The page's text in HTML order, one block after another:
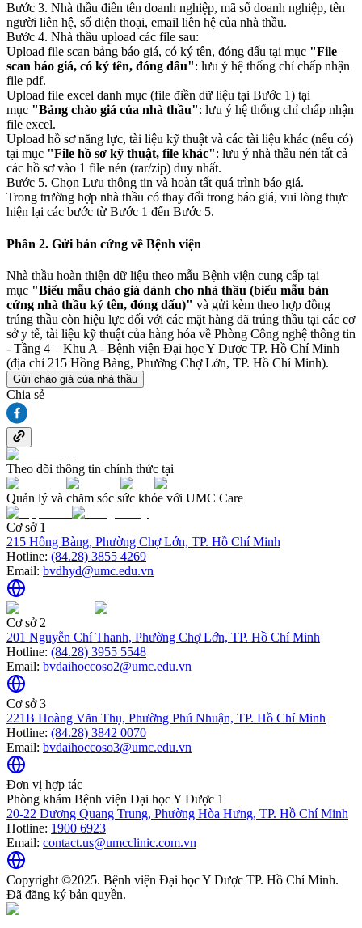
Bước 3. Nhà thầu điền tên doanh nghiệp, mã số doanh nghiệp, tên
người liên hệ, số điện thoại, email liên hệ của nhà thầu.
Bước 4. Nhà thầu upload các file sau:
Upload file scan bảng báo giá, có ký tên, đóng dấu tại mục "File
scan báo giá, có ký tên, đóng dấu": lưu ý hệ thống chỉ chấp nhận
file pdf.
Upload file excel danh mục (file điền dữ liệu tại Bước 1) tại
mục "Bảng chào giá của nhà thầu": lưu ý hệ thống chỉ chấp nhận
file excel.
Upload hồ sơ năng lực, tài liệu kỹ thuật và các tài liệu khác (nếu có)
tại mục "File hồ sơ kỹ thuật, file khác": lưu ý nhà thầu nén tất cả
các hồ sơ vào 1 file nén (rar/zip) duy nhất.
Bước 5. Chọn Lưu thông tin và hoàn tất quá trình báo giá.
Trong trường hợp nhà thầu có thay đổi trong báo giá, vui lòng thực
hiện lại các bước từ Bước 1 đến Bước 5.
Phần 2. Gửi bản cứng về Bệnh viện
Nhà thầu hoàn thiện dữ liệu theo mẫu Bệnh viện cung cấp tại
mục "Biểu mẫu chào giá dành cho nhà thầu (biểu mẫu bản
cứng nhà thầu ký tên, đóng dấu)" và gửi kèm theo hợp đồng
trúng thầu còn hiệu lực đối với các mặt hàng đã trúng thầu tại các cơ
sở y tế, tài liệu kỹ thuật của hàng hóa về Phòng Công nghệ thông tin
- Tầng 4 – Khu A - Bệnh viện Đại học Y Dược TP. Hồ Chí Minh
(địa chỉ 215 Hồng Bàng, Phường Chợ Lớn, TP. Hồ Chí Minh).
Gửi chào giá của nhà thầu
Chia sẻ
Theo dõi thông tin chính thức tại
Quản lý và chăm sóc sức khỏe với UMC Care
Cơ sở 1
215 Hồng Bàng, Phường Chợ Lớn, TP. Hồ Chí Minh
Hotline: (84.28) 3855 4269
Email: bvdhyd@umc.edu.vn
Cơ sở 2
201 Nguyễn Chí Thanh, Phường Chợ Lớn, TP. Hồ Chí Minh
Hotline: (84.28) 3955 5548
Email: bvdaihoccoso2@umc.edu.vn
Cơ sở 3
221B Hoàng Văn Thụ, Phường Phú Nhuận, TP. Hồ Chí Minh
Hotline: (84.28) 3842 0070
Email: bvdaihoccoso3@umc.edu.vn
Đơn vị hợp tác
Phòng khám Bệnh viện Đại học Y Dược 1
20-22 Dương Quang Trung, Phường Hòa Hưng, TP. Hồ Chí Minh
Hotline: 1900 6923
Email: contact.us@umcclinic.com.vn
Copyright ©2025. Bệnh viện Đại học Y Dược TP. Hồ Chí Minh.
Đã đăng ký bản quyền.